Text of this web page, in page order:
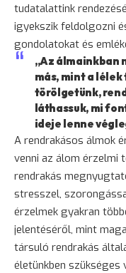
tudatalattink
igyekszik feldolgozni
gondolatokat és
„Az álmainkban
más, mint a
törölgetünk,
láthassuk, mi
ideje lenne
A rendrakásos álmok
venni az álom érzelmi
rendrakás
stresszel,
érzelmek gyakran
jelentéséről, mint
társuló rendrakás
életünkben